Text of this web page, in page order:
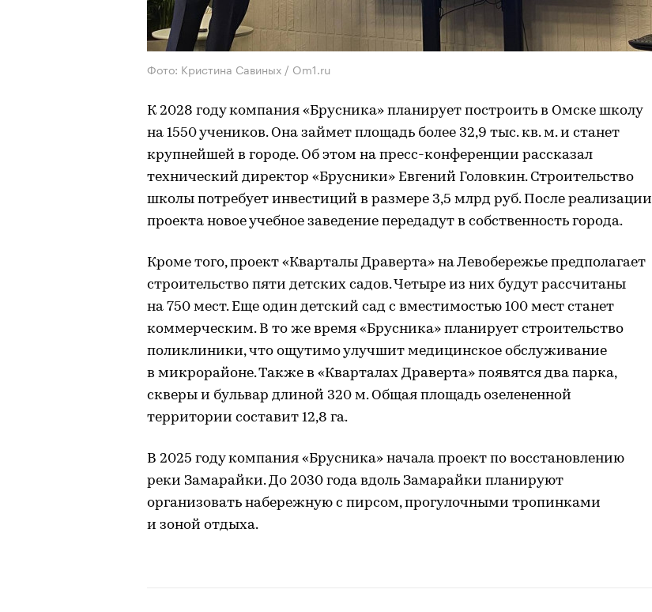
Фото: Кристина Савиных / Om1.ru
К 2028 году компания «Брусника» планирует построить в Омске школу
на 1550 учеников. Она займет площадь более 32,9 тыс. кв. м. и станет
крупнейшей в городе. Об этом на пресс-конференции рассказал
технический директор «Брусники» Евгений Головкин. Строительство
школы потребует инвестиций в размере 3,5 млрд руб. После реализации
проекта новое учебное заведение передадут в собственность города.
Кроме того, проект «Кварталы Драверта» на Левобережье предполагает
строительство пяти детских садов. Четыре из них будут рассчитаны
на 750 мест. Еще один детский сад с вместимостью 100 мест станет
коммерческим. В то же время «Брусника» планирует строительство
поликлиники, что ощутимо улучшит медицинское обслуживание
в микрорайоне. Также в «Кварталах Драверта» появятся два парка,
скверы и бульвар длиной 320 м. Общая площадь озелененной
территории составит 12,8 га.
В 2025 году компания «Брусника» начала проект по восстановлению
реки Замарайки. До 2030 года вдоль Замарайки планируют
организовать набережную с пирсом, прогулочными тропинками
и зоной отдыха.